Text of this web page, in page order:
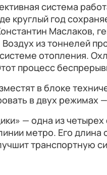
система
круглый год
Маслаков,
из тоннелей
отопления.
процесс
в блоке
в двух режимах
— одна из
метро. Его длина
транспортную